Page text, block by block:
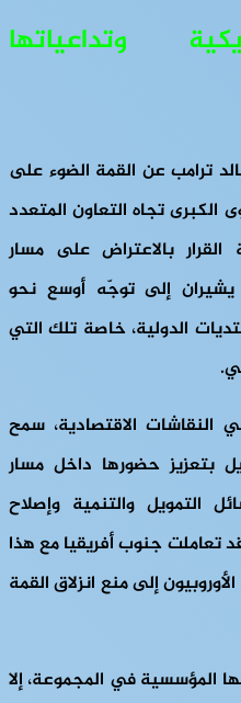
وتداعياتها
ترامب عن القمة الضوء على
تجاه التعاون المتعدد
القرار بالاعتراض على مسار
يشيران إلى توجّه أوسع نحو
الدولية، خاصة تلك التي
النقاشات الاقتصادية، سمح
بتعزيز حضورها داخل مسار
التمويل والتنمية وإصلاح
تعاملت جنوب أفريقيا مع هذا
إلى منع انزلاق القمة
المؤسسية في المجموعة، إلا